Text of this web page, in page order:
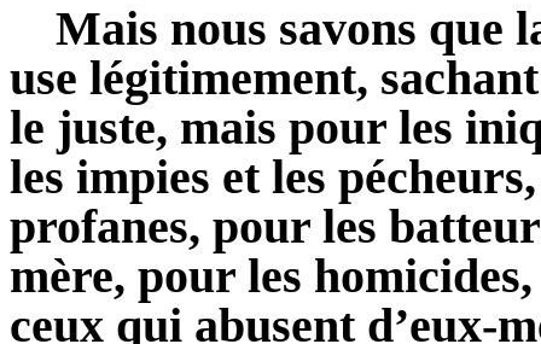
Mais nous savons que
use légitimement,
le juste, mais pour les
les impies et les
profanes, pour les
mère, pour les
ceux qui abusent d’eux-